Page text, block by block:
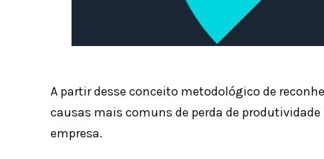
A partir desse conceito metodológico de
causas mais comuns de perda de
empresa.